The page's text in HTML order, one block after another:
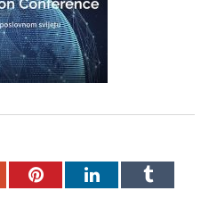
PinterestLinkedInTumblr